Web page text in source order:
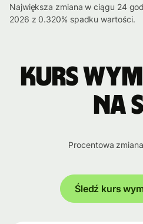
Największa zmiana w ciągu 24
2026 z 0.320% spadku wartości.
Kurs
na
Procentowa
Śledź kurs